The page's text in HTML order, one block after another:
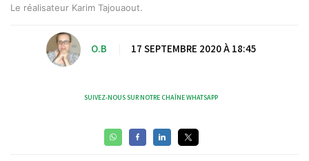
Le réalisateur Karim Tajouaout.
O.B 17 SEPTEMBRE 2020 À 18:45
SUIVEZ-NOUS SUR NOTRE CHAÎNE WHATSAPP